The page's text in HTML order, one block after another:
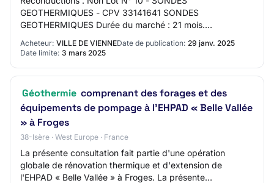
GEOTHERMIQUES - CPV 33141641 SONDES
GEOTHERMIQUES Durée du marché : 21 mois.
prévoit la possibilité de…
Acheteur: VILLE DE VIENNEDate de publication: 29 janv. 2025
Date limite: 3 mars 2025
Géothermie comprenant des forages et des
équipements de pompage à l'EHPAD « Belle Vallée
» à Froges
38-Isère · West Europe · France
La présente consultation fait partie d'une opération
globale de rénovation thermique et d'extension de
l'EHPAD « Belle Vallée » à Froges. La présente